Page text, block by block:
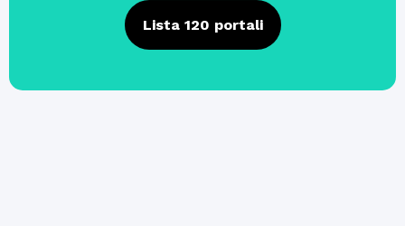
Lista 120 portali